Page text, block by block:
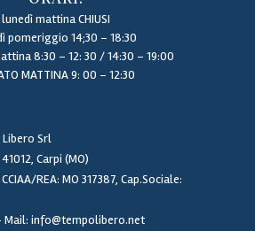
lunedì mattina CHIUSI
pomeriggio 14;30 – 18:30
8:30 – 12: 30 / 14:30 – 19:00
MATTINA 9: 00 – 12:30
Srl
Carpi (MO)
REA: MO 317387, Cap.Sociale:
Mail: info@tempolibero.net